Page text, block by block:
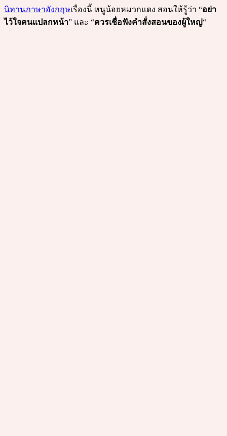
นิทานภาษาอังกฤษเรื่องนี้ หนูน้อยหมวกแดง สอนให้รู้ว่า “อย่า
ไว้ใจคนแปลกหน้า” และ “ควรเชื่อฟังคำสั่งสอนของผู้ใหญ่“